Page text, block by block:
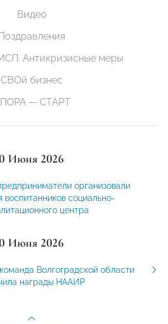
Видео
Поздравления
Антикризисные меры
СВОй бизнес
— СТАРТ
Июня 2026
организовали
воспитанников социально-
центра
Июня 2026
Волгоградской области
награды НААИР